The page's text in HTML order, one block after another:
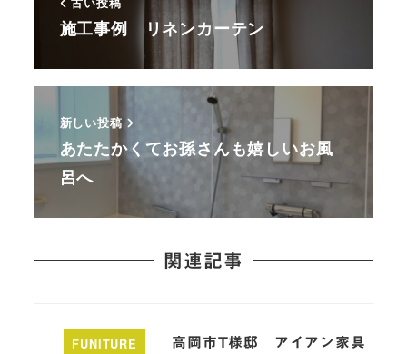
施工事例 リネンカーテン
新しい投稿
あたたかくてお孫さんも嬉しいお風
呂へ
関連記事
FUNITURE 高岡市T様邸 アイアン家具